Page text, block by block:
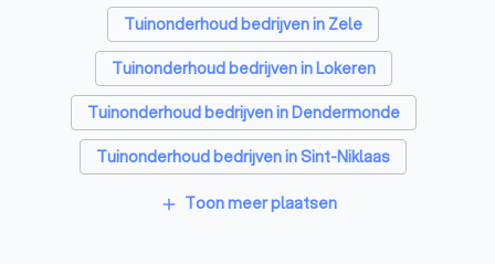
Tuinonderhoud bedrijven in Zele
Tuinonderhoud bedrijven in Lokeren
Tuinonderhoud bedrijven in Dendermonde
Tuinonderhoud bedrijven in Sint-Niklaas
Tuinonderhoud bedrijven in Sint-Niklaas Belsele
add Toon meer plaatsen